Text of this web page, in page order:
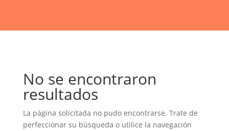
No se encontraron
resultados
La página solicitada no pudo encontrarse. Trate de
perfeccionar su búsqueda o utilice la navegación